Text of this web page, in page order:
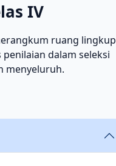
IV
ruang lingkup
dalam seleksi
menyeluruh.